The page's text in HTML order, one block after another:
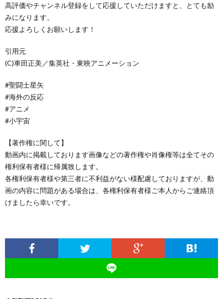
高評価やチャンネル登録をして応援していただけますと、とても励
みになります。
応援よろしくお願いします！
引用元
(C)車田正美／集英社・東映アニメーション
#聖闘士星矢
#海外の反応
#アニメ
#小宇宙
【著作権に関して】
動画内に掲載しております画像などの著作権や肖像権等は全てその
権利保有者様に帰属致します。
各権利保有者様や第三者に不利益がない様配慮しておりますが、動
画の内容に問題がある場合は、各権利保有者様ご本人からご連絡頂
けましたら幸いです。